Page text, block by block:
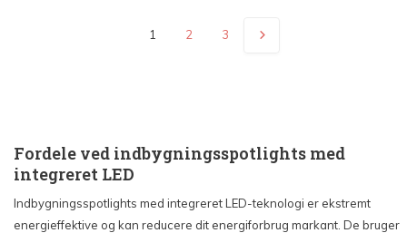
1 2 3
Fordele ved indbygningsspotlights med
integreret LED
Indbygningsspotlights med integreret LED-teknologi er ekstremt
energieffektive og kan reducere dit energiforbrug markant. De bruger